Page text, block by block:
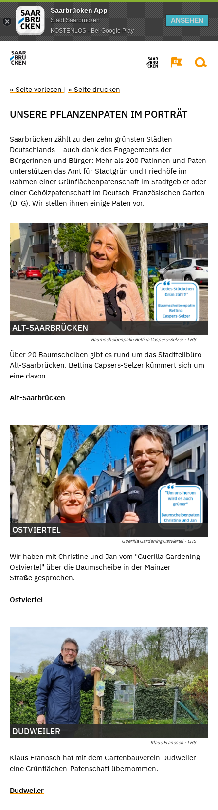
Saarbrücken App
Stadt Saarbrücken
KOSTENLOS - Bei Google Play
ANSEHEN
» Seite vorlesen | » Seite drucken
UNSERE PFLANZENPATEN IM PORTRÄT
Saarbrücken zählt zu den zehn grünsten Städten
Deutschlands – auch dank des Engagements der
Bürgerinnen und Bürger: Mehr als 200 Patinnen und Paten
unterstützen das Amt für Stadtgrün und Friedhöfe im
Rahmen einer Grünflächenpatenschaft im Stadtgebiet oder
einer Gehölzpatenschaft im Deutsch-Französischen Garten
(DFG). Wir stellen ihnen einige Paten vor.
Baumscheibenpatin Bettina Caspers-Selzer - LHS
ALT-SAARBRÜCKEN
Über 20 Baumscheiben gibt es rund um das Stadtteilbüro
Alt-Saarbrücken. Bettina Capsers-Selzer kümmert sich um
eine davon.
Alt-Saarbrücken
Guerilla Gardening Ostviertel - LHS
OSTVIERTEL
Wir haben mit Christine und Jan vom "Guerilla Gardening
Ostviertel" über die Baumscheibe in der Mainzer
Straße gesprochen.
Ostviertel
Klaus Franosch - LHS
DUDWEILER
Klaus Franosch hat mit dem Gartenbauverein Dudweiler
eine Grünflächen-Patenschaft übernommen.
Dudweiler